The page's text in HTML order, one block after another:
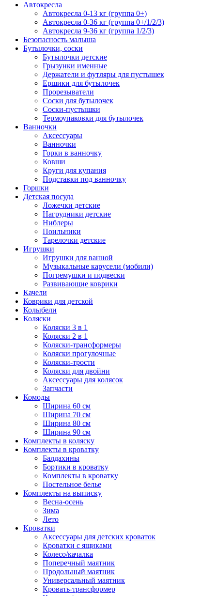
Автокресла
Автокресла 0-13 кг (группа 0+)
Автокресла 0-36 кг (группа 0+/1/2/3)
Автокресла 9-36 кг (группа 1/2/3)
Безопасность малыша
Бутылочки, соски
Бутылочки детские
Грызунки именные
Держатели и футляры для пустышек
Ершики для бутылочек
Прорезыватели
Соски для бутылочек
Соски-пустышки
Термоупаковки для бутылочек
Ванночки
Аксессуары
Ванночки
Горки в ванночку
Ковши
Круги для купания
Подставки под ванночку
Горшки
Детская посуда
Ложечки детские
Нагрудники детские
Ниблеры
Поильники
Тарелочки детские
Игрушки
Игрушки для ванной
Музыкальные карусели (мобили)
Погремушки и подвески
Развивающие коврики
Качели
Коврики для детской
Колыбели
Коляски
Коляски 3 в 1
Коляски 2 в 1
Коляски-трансформеры
Коляски прогулочные
Коляски-трости
Коляски для двойни
Аксессуары для колясок
Запчасти
Комоды
Ширина 60 см
Ширина 70 см
Ширина 80 см
Ширина 90 см
Комплекты в коляску
Комплекты в кроватку
Балдахины
Бортики в кроватку
Комплекты в кроватку
Постельное белье
Комплекты на выписку
Весна-осень
Зима
Лето
Кроватки
Аксессуары для детских кроваток
Кроватки с ящиками
Колесо/качалка
Поперечный маятник
Продольный маятник
Универсальный маятник
Кровать-трансформер